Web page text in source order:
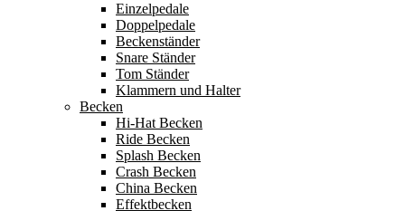
Einzelpedale
Doppelpedale
Beckenständer
Snare Ständer
Tom Ständer
Klammern und Halter
Becken
Hi-Hat Becken
Ride Becken
Splash Becken
Crash Becken
China Becken
Effektbecken